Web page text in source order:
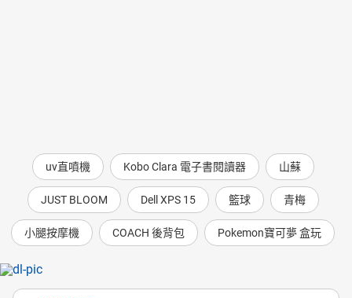
uv直噴機 Kobo Clara 電子書閱讀器 山蘇
JUST BLOOM Dell XPS 15 籃球 青梅
小腿按摩機 COACH 後背包 Pokemon寶可夢 盒玩